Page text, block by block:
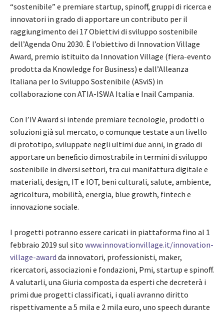
“sostenibile” e premiare startup, spinoff, gruppi di ricerca e
innovatori in grado di apportare un contributo per il
raggiungimento dei 17 Obiettivi di sviluppo sostenibile
dell’Agenda Onu 2030. È l’obiettivo di Innovation Village
Award, premio istituito da Innovation Village (fiera-evento
prodotta da Knowledge for Business) e dall’Alleanza
Italiana per lo Sviluppo Sostenibile (ASviS) in
collaborazione con ATIA-ISWA Italia e Inail Campania.
Con l’IV Award si intende premiare tecnologie, prodotti o
soluzioni già sul mercato, o comunque testate a un livello
di prototipo, sviluppate negli ultimi due anni, in grado di
apportare un beneﬁcio dimostrabile in termini di sviluppo
sostenibile in diversi settori, tra cui manifattura digitale e
materiali, design, IT e IOT, beni culturali, salute, ambiente,
agricoltura, mobilità, energia, blue growth, fintech e
innovazione sociale.
I progetti potranno essere caricati in piattaforma fino al 1
febbraio 2019 sul sito www.innovationvillage.it/innovation-
village-award da innovatori, professionisti, maker,
ricercatori, associazioni e fondazioni, Pmi, startup e spinoff.
A valutarli, una Giuria composta da esperti che decreterà i
primi due progetti classificati, i quali avranno diritto
rispettivamente a 5 mila e 2 mila euro, uno speech durante